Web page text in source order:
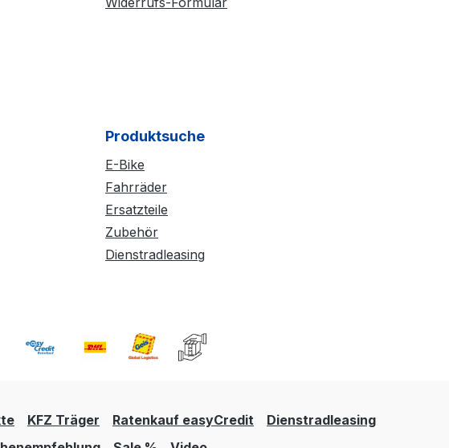
Produktsuche
E-Bike
Fahrräder
Ersatzteile
Zubehör
Dienstradleasing
KFZ Träger Ratenkauf easyCredit
Dienstradleasing